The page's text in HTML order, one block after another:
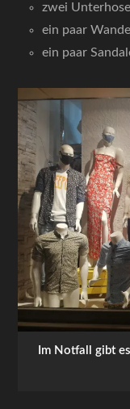
zwei
ein paar
ein paar
Im Notfall gibt